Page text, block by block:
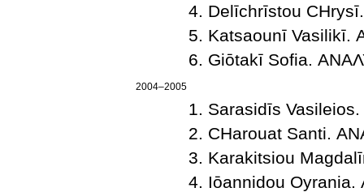
Delīchrīstou
Katsaounī
Giōtakī Sofia.
2004–2005
Sarasidīs
CΗarouat Santi.
Karakitsiou
Iōannidou